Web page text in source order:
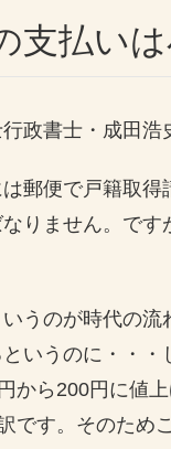
支払い
政書士・成田浩
郵便で戸籍取得
りません。です
うのが時代の流
いうのに・・
から200円に値
です。そのため